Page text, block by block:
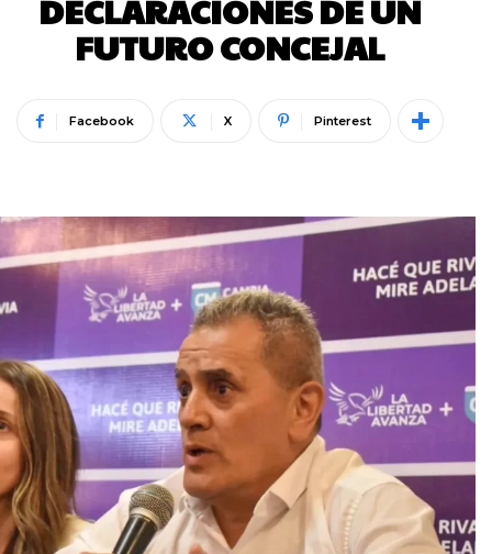
DECLARACIONES DE UN
FUTURO CONCEJAL
Facebook X Pinterest